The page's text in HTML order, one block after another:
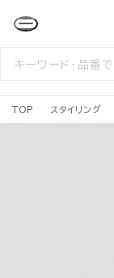
検
TOP スタイリング